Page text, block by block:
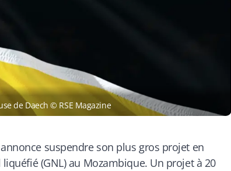
de Daech © RSE Magazine
suspendre son plus gros projet en
(GNL) au Mozambique. Un projet à 20